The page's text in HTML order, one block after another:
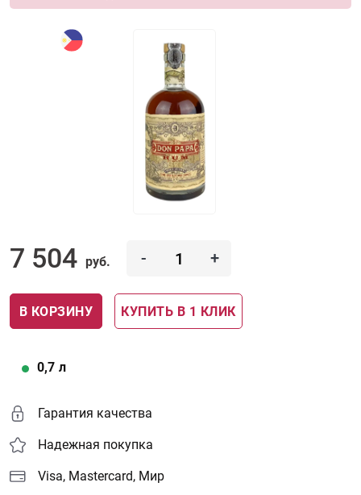
7 504 руб. - +
В КОРЗИНУ КУПИТЬ В 1 КЛИК
0,7 л
Гарантия качества
Надежная покупка
Visa, Mastercard, Мир